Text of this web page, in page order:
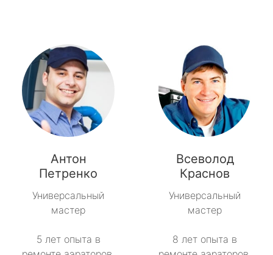
Антон
Петренко
Универсальный
мастер
5 лет опыта в
Всеволод
Краснов
Универсальный
мастер
8 лет опыта в